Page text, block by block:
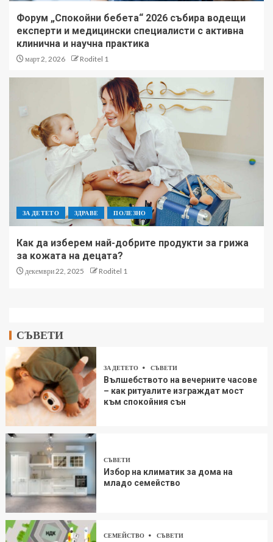
Форум „Спокойни бебета“ 2026 събира водещи
експерти и медицински специалисти с активна
клинична и научна практика
март 2, 2026 Roditel 1
ЗА ДЕТЕТО ЗДРАВЕ ПОЛЕЗНО
Как да изберем най-добрите продукти за грижа
за кожата на децата?
декември 22, 2025 Roditel 1
СЪВЕТИ
ЗА ДЕТЕТО СЪВЕТИ
Вълшебството на вечерните часове
– как ритуалите изграждат мост
към спокойния сън
СЪВЕТИ
Избор на климатик за дома на
младо семейство
СЕМЕЙСТВО СЪВЕТИ